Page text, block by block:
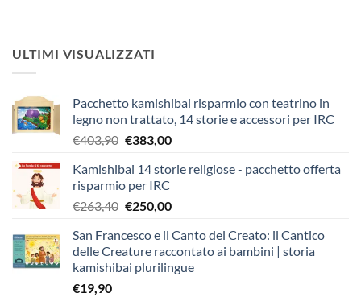
ULTIMI VISUALIZZATI
Pacchetto kamishibai risparmio con teatrino in
legno non trattato, 14 storie e accessori per IRC
€403,90 Il
originale
era:
€403,90.
€383,00Il
attuale
€383,00.
Kamishibai 14 storie religiose - pacchetto offerta
risparmio per IRC
€263,40 Il
originale
era:
€263,40.
€250,00Il
attuale
è:
€250,00.
San Francesco e il Canto del Creato: il Cantico
delle Creature raccontato ai bambini | storia
kamishibai plurilingue
€19,90